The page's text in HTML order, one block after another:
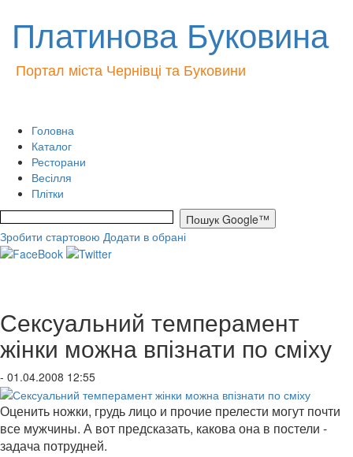
Платинова Буковина
Портал міста Чернівці та Буковини
Головна
Каталог
Ресторани
Весілля
Плітки
Зробити стартовою Додати в обрані
Сексуальний темперамент
жінки можна впізнати по сміху
- 01.04.2008 12:55
Оценить ножки, грудь лицо и прочие прелести могут почти
все мужчины. А вот предсказать, какова она в постели -
задача потрудней.